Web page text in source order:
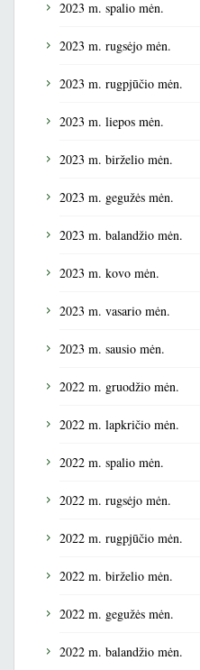
2023 m. spalio mėn.
2023 m. rugsėjo mėn.
2023 m. rugpjūčio mėn.
2023 m. liepos mėn.
2023 m. birželio mėn.
2023 m. gegužės mėn.
2023 m. balandžio mėn.
2023 m. kovo mėn.
2023 m. vasario mėn.
2023 m. sausio mėn.
2022 m. gruodžio mėn.
2022 m. lapkričio mėn.
2022 m. spalio mėn.
2022 m. rugsėjo mėn.
2022 m. rugpjūčio mėn.
2022 m. birželio mėn.
2022 m. gegužės mėn.
2022 m. balandžio mėn.